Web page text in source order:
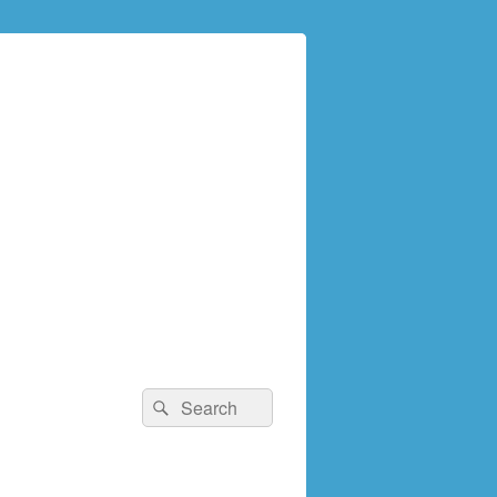
検
索:
検
索